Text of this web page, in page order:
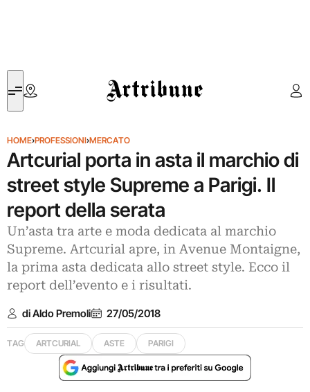
Artribune
HOME›PROFESSIONI›MERCATO
Artcurial porta in asta il marchio di
street style Supreme a Parigi. Il
report della serata
Un’asta tra arte e moda dedicata al marchio
Supreme. Artcurial apre, in Avenue Montaigne,
la prima asta dedicata allo street style. Ecco il
report dell’evento e i risultati.
di Aldo Premoli 27/05/2018
TAG ARTCURIAL ASTE PARIGI